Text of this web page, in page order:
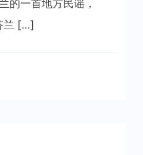
的一首地方民谣，
兰 […]